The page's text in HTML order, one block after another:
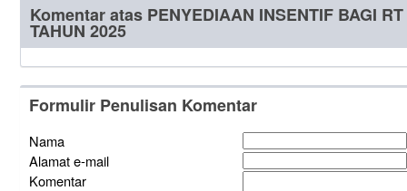
Komentar atas PENYEDIAAN INSENTIF BAGI
TAHUN 2025
Formulir Penulisan Komentar
Nama
Alamat e-mail
Komentar